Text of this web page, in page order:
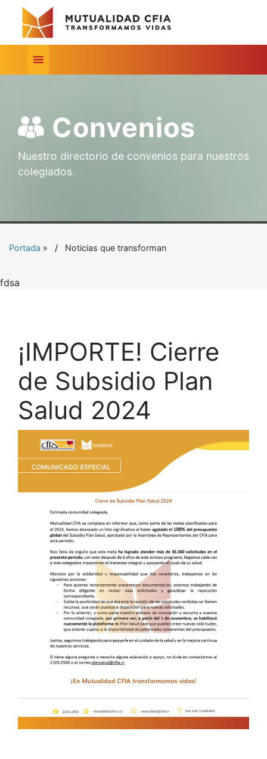
Convenios
Nuestro directorio de convenios para nuestros
colegiados.
Portada » Noticias que transforman
fdsa
¡IMPORTE! Cierre
de Subsidio Plan
Salud 2024